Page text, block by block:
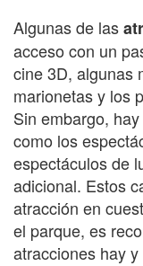
Algunas de las
acceso con un
cine 3D, algunas
marionetas y los
Sin embargo,
como los
espectáculos de
adicional. Estos
atracción en
el parque, es
atracciones hay